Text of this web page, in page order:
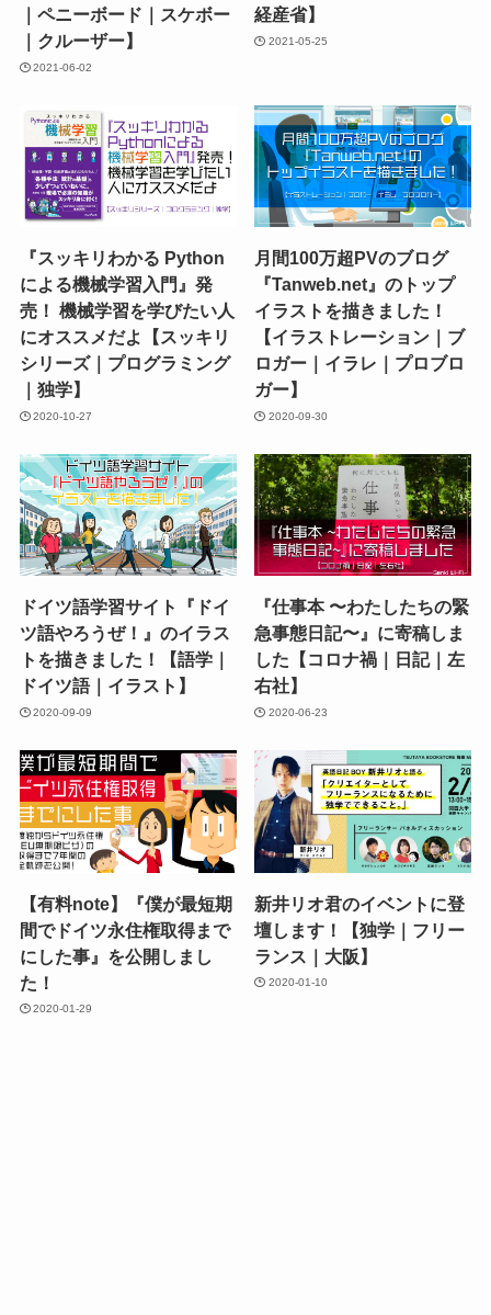
｜ペニーボード｜スケボー
｜クルーザー】
2021-06-02
経産省】
2021-05-25
『スッキリわかる Python
による機械学習入門』発
売！ 機械学習を学びたい人
にオススメだよ【スッキリ
シリーズ｜プログラミング
｜独学】
2020-10-27
月間100万超PVのブログ
『Tanweb.net』のトップ
イラストを描きました！
【イラストレーション｜ブ
ロガー｜イラレ｜プロブロ
ガー】
2020-09-30
ドイツ語学習サイト『ドイ
ツ語やろうぜ！』のイラス
トを描きました！【語学｜
ドイツ語｜イラスト】
2020-09-09
『仕事本 〜わたしたちの緊
急事態日記〜』に寄稿しま
した【コロナ禍｜日記｜左
右社】
2020-06-23
【有料note】『僕が最短期
間でドイツ永住権取得まで
にした事』を公開しまし
た！
2020-01-29
新井リオ君のイベントに登
壇します！【独学｜フリー
ランス｜大阪】
2020-01-10